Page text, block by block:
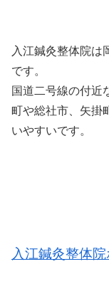
入江鍼灸整体院は
です。
国道二号線の付近
町や総社市、矢掛
いやすいです。
入江鍼灸整体